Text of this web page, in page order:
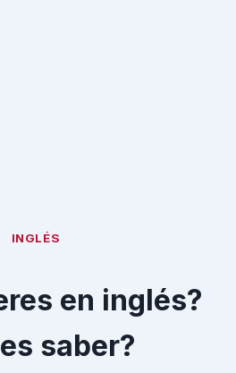
INGLÉS
en inglés?
saber?